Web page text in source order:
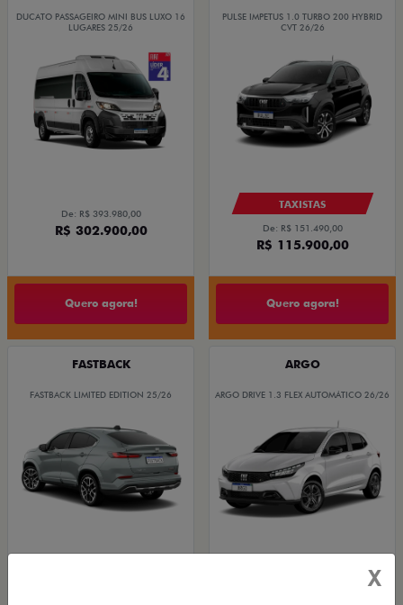
DUCATO PASSAGEIRO MINI BUS LUXO 16
LUGARES 25/26
De: R$ 393.980,00
R$ 302.900,00
Quero agora!
PULSE IMPETUS 1.0 TURBO 200 HYBRID
CVT 26/26
TAXISTAS
De: R$ 151.490,00
R$ 115.900,00
Quero agora!
FASTBACK
FASTBACK LIMITED EDITION 25/26
ARGO
ARGO DRIVE 1.3 FLEX AUTOMÁTICO 26/26
X